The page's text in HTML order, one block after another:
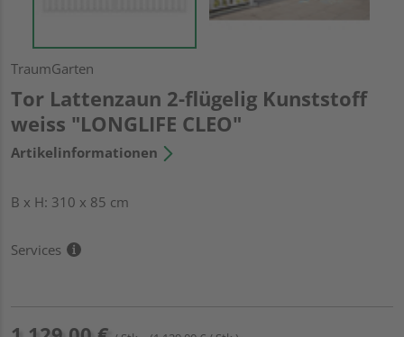
TraumGarten
Tor Lattenzaun 2-flügelig Kunststoff
weiss "LONGLIFE CLEO"
Artikelinformationen
B x H: 310 x 85 cm
Services